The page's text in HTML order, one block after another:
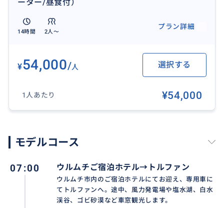
して栄えたオアシスの町で、高昌古城や交河古城など
様々な遺跡が点在しています。映画『西遊記』のロケ
で夏の最高気温は毎日40℃を超える酷暑ですが、世界
でも有数な葡萄の名産地となっています。是非トルファ
ーター/昼食付）
14時間 2人〜
プラン詳細
¥54,000/人 選択する
1人あたり ¥54,000
モデルコース
07:00 ウルムチご宿泊ホテル→トルファン
ウルムチ市内のご宿泊ホテルにてお迎え、専用車に
てトルファンへ。途中、風力発電場や塩水湖、白水
渓谷、ゴビ砂漠など車窓観光します。